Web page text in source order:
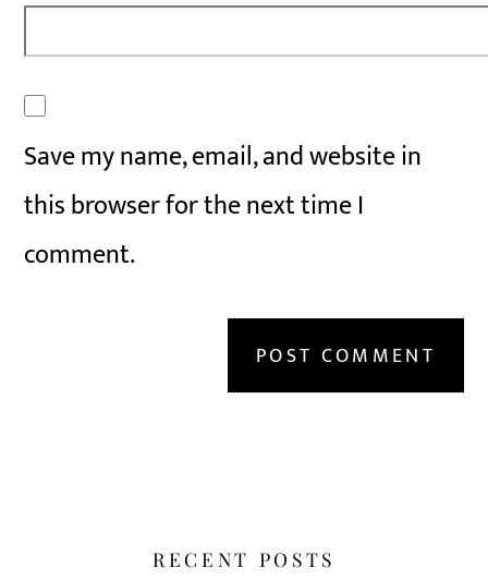
Save my name, email, and website in
this browser for the next time I
comment.
RECENT POSTS